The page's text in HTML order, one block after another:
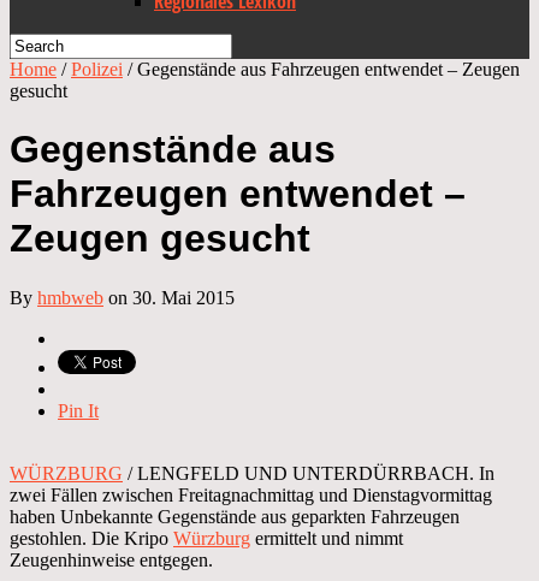
Home /Polizei /Gegenstände aus Fahrzeugen entwendet – Zeugen
gesucht
Gegenstände aus
Fahrzeugen entwendet –
Zeugen gesucht
By hmbweb on 30. Mai 2015
Pin It
WÜRZBURG / LENGFELD UND UNTERDÜRRBACH. In
zwei Fällen zwischen Freitagnachmittag und Dienstagvormittag
haben Unbekannte Gegenstände aus geparkten Fahrzeugen
gestohlen. Die Kripo Würzburg ermittelt und nimmt
Zeugenhinweise entgegen.